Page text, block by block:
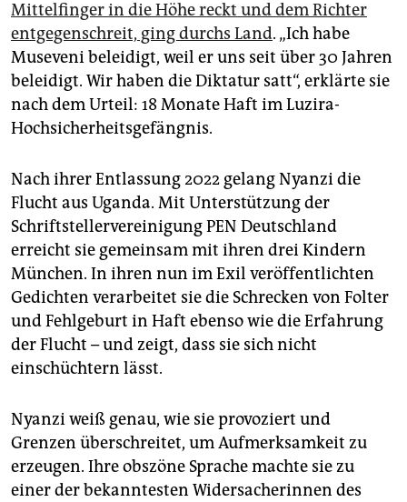
Mittelfinger in die Höhe reckt und dem Richter
entgegenschreit, ging durchs Land. „Ich habe
Museveni beleidigt, weil er uns seit über 30 Jahren
beleidigt. Wir haben die Diktatur satt“, erklärte sie
nach dem Urteil: 18 Monate Haft im Luzira-
Hochsicherheitsgefängnis.
Nach ihrer Entlassung 2022 gelang Nyanzi die
Flucht aus Uganda. Mit Unterstützung der
Schriftstellervereinigung PEN Deutschland
erreicht sie gemeinsam mit ihren drei Kindern
München. In ihren nun im Exil veröffentlichten
Gedichten verarbeitet sie die Schrecken von Folter
und Fehlgeburt in Haft ebenso wie die Erfahrung
der Flucht – und zeigt, dass sie sich nicht
einschüchtern lässt.
Nyanzi weiß genau, wie sie provoziert und
Grenzen überschreitet, um Aufmerksamkeit zu
erzeugen. Ihre obszöne Sprache machte sie zu
einer der bekanntesten Widersacherinnen des